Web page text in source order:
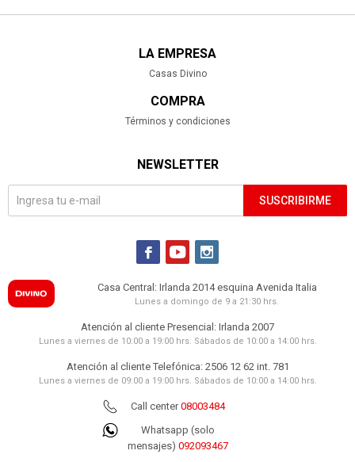
LA EMPRESA
Casas Divino
COMPRA
Términos y condiciones
NEWSLETTER
SUSCRIBIRME
  
Casa Central: Irlanda 2014 esquina Avenida Italia
Lunes a domingo de 9 a 21:30 hrs.
Atención al cliente Presencial: Irlanda 2007
Lunes a viernes de 10:00 a 19:00 hrs. Sábados de 10:00 a 14:00 hrs.
Atención al cliente Telefónica: 2506 12 62 int. 781
Lunes a viernes de 09:00 a 19:00 hrs. Sábados de 10:00 a 14:00 hrs.
Call center08003484
Whatsapp (solo
mensajes) 092093467